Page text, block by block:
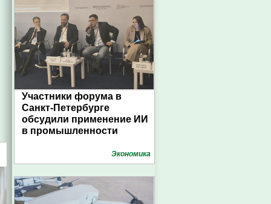
Участники форума в
Санкт-Петербурге
обсудили применение ИИ
в промышленности
Экономика